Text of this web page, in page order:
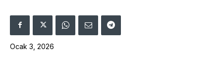
Ocak 3, 2026